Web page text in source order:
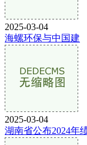
2025-03-04
海螺环保与中国建
2025-03-04
湖南省公布2024年